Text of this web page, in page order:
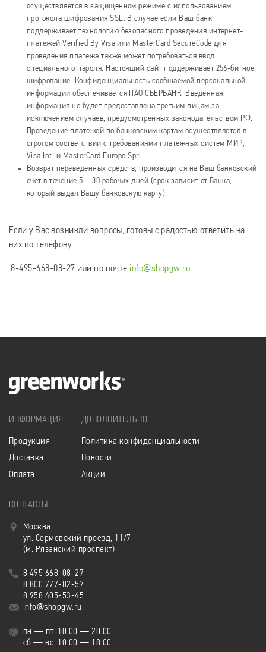
осуществляется в защищенном режиме с использованием
протокола шифрования SSL. В случае если Ваш банк
поддерживает технологию безопасного проведения интернет-
платежей Verified By Visa или MasterCard SecureCode для
проведения платежа также может потребоваться ввод
специального пароля. Настоящий сайт поддерживает 256-битное
шифрование. Конфиденциальность сообщаемой персональной
информации обеспечивается ПАО СБЕРБАНК. Введенная
информация не будет предоставлена третьим лицам за
исключением случаев, предусмотренных законодательством РФ.
Проведение платежей по банковским картам осуществляется в
строгом соответствии с требованиями платежных систем МИР,
Visa Int. и MasterCard Europe Sprl.
Возврат переведенных средств, производится на Ваш банковский
счет в течение 5—30 рабочих дней (срок зависит от Банка,
который выдал Вашу банковскую карту).
Если у Вас возникли вопросы, готовы с радостью ответить на
них по телефону:
8-495-668-08-27 или по почте info@shopgw.ru
ИНФОРМАЦИЯ
Продукция
Доставка
Оплата
ДОПОЛНИТЕЛЬНО
Политика конфиденциальности
Новости
Акции
КОНТАКТЫ
Москва,
ул. Сормовский проезд, 11/7
(м. Рязанский проспект)
8 495 668-08-27
8 800 777-82-57
8 958 405-53-45
info@shopgw.ru
пн — пт: 10:00 — 20:00
сб — вс: 10:00 — 18:00